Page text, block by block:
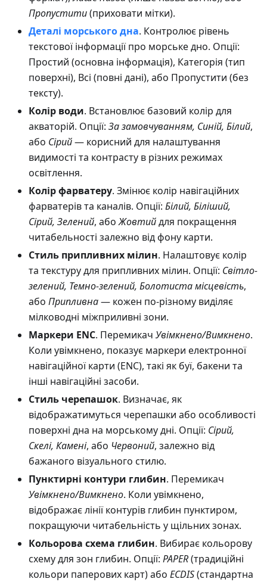
Пропустити(приховати мітки).
Деталі морського дна. Контролює рівень
текстової інформації про морське дно. Опції:
Простий (основна інформація), Категорія (тип
поверхні), Всі (повні дані), або Пропустити (без
тексту).
Колір води. Встановлює базовий колір для
акваторій. Опції: За замовчуванням, Синій, Білий,
або Сірий— корисний для налаштування
видимості та контрасту в різних режимах
освітлення.
Колір фарватеру. Змінює колір навігаційних
фарватерів та каналів. Опції: Білий, Біліший,
Сірий, Зелений, абоЖовтийдля покращення
читабельності залежно від фону карти.
Стиль припливних мілин. Налаштовує колір
та текстуру для припливних мілин. Опції: Світло-
зелений, Темно-зелений, Болотиста місцевість,
або Припливна— кожен по-різному виділяє
мілководні міжприливні зони.
Маркери ENC. Перемикач Увімкнено/Вимкнено.
Коли увімкнено, показує маркери електронної
навігаційної карти (ENC), такі як буї, бакени та
інші навігаційні засоби.
Стиль черепашок. Визначає, як
відображатимуться черепашки або особливості
поверхні дна на морському дні. Опції: Сірий,
Скелі, Камені, або Червоний, залежно від
бажаного візуального стилю.
Пунктирні контури глибин. Перемикач
Увімкнено/Вимкнено. Коли увімкнено,
відображає лінії контурів глибин пунктиром,
покращуючи читабельність у щільних зонах.
Кольорова схема глибин. Вибирає кольорову
схему для зон глибин. Опції: PAPER(традиційні
кольори паперових карт) або ECDIS(стандартна